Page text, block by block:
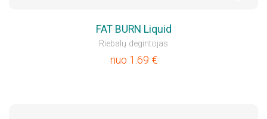
FAT BURN Liquid
Riebalų degintojas
nuo 1.69 €